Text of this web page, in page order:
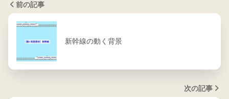
前の記事
新幹線の動く背景
次の記事